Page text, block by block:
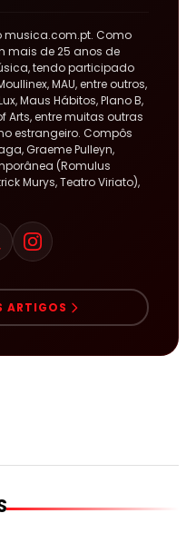
musica.com.pt. Como
mais de 25 anos de
tendo participado
MAU, entre outros,
Maus Hábitos, Plano B,
Arts, entre muitas outras
estrangeiro. Compôs
Graeme Pulleyn,
(Romulus
Murys, Teatro Viriato),
ARTIGOS